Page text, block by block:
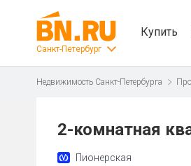
Санкт-Петербург
Купить
Недвижимость Санкт-Петербурга
2-комнатная
Пионерская